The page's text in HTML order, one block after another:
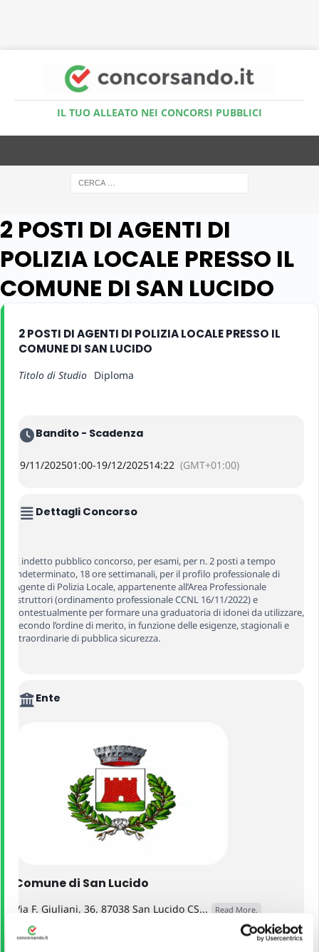
IL TUO ALLEATO NEI CONCORSI PUBBLICI
2 POSTI DI AGENTI DI
POLIZIA LOCALE PRESSO IL
COMUNE DI SAN LUCIDO
2 POSTI DI AGENTI DI POLIZIA LOCALE PRESSO IL
COMUNE DI SAN LUCIDO
Titolo di Studio Diploma
Bandito - Scadenza
19/11/202501:00-19/12/202514:22 (GMT+01:00)
Dettagli Concorso
È indetto pubblico concorso, per esami, per n. 2 posti a tempo
indeterminato, 18 ore settimanali, per il profilo professionale di
Agente di Polizia Locale, appartenente all’Area Professionale
Istruttori (ordinamento professionale CCNL 16/11/2022) e
contestualmente per formare una graduatoria di idonei da utilizzare,
secondo l’ordine di merito, in funzione delle esigenze, stagionali e
straordinarie di pubblica sicurezza.
Ente
Comune di San Lucido
Via F. Giuliani, 36, 87038 San Lucido CS... Read More.
VEDI ALTRI CONCORSI DELLO STESSO ENTE